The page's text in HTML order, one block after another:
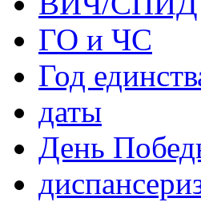
ГО и ЧС
Год
даты
День